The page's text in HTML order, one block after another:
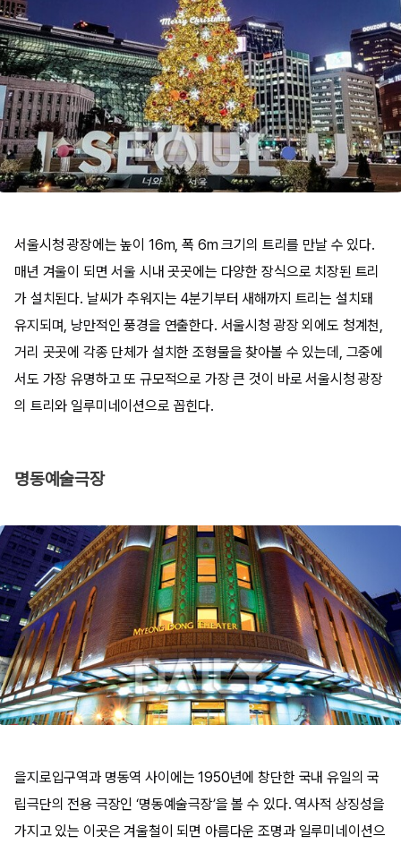
서울시청 광장에는 높이 16m, 폭 6m 크기의 트리를 만날 수 있다.
매년 겨울이 되면 서울 시내 곳곳에는 다양한 장식으로 치장된 트리
가 설치된다. 날씨가 추워지는 4분기부터 새해까지 트리는 설치돼
유지되며, 낭만적인 풍경을 연출한다. 서울시청 광장 외에도 청계천,
거리 곳곳에 각종 단체가 설치한 조형물을 찾아볼 수 있는데, 그중에
서도 가장 유명하고 또 규모적으로 가장 큰 것이 바로 서울시청 광장
의 트리와 일루미네이션으로 꼽힌다.
명동예술극장
을지로입구역과 명동역 사이에는 1950년에 창단한 국내 유일의 국
립극단의 전용 극장인 ‘명동예술극장’을 볼 수 있다. 역사적 상징성을
가지고 있는 이곳은 겨울철이 되면 아름다운 조명과 일루미네이션으